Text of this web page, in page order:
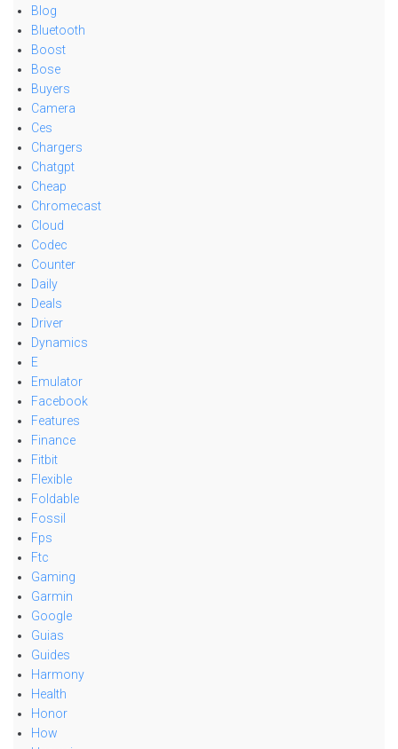
Blog
Bluetooth
Boost
Bose
Buyers
Camera
Ces
Chargers
Chatgpt
Cheap
Chromecast
Cloud
Codec
Counter
Daily
Deals
Driver
Dynamics
E
Emulator
Facebook
Features
Finance
Fitbit
Flexible
Foldable
Fossil
Fps
Ftc
Gaming
Garmin
Google
Guias
Guides
Harmony
Health
Honor
How